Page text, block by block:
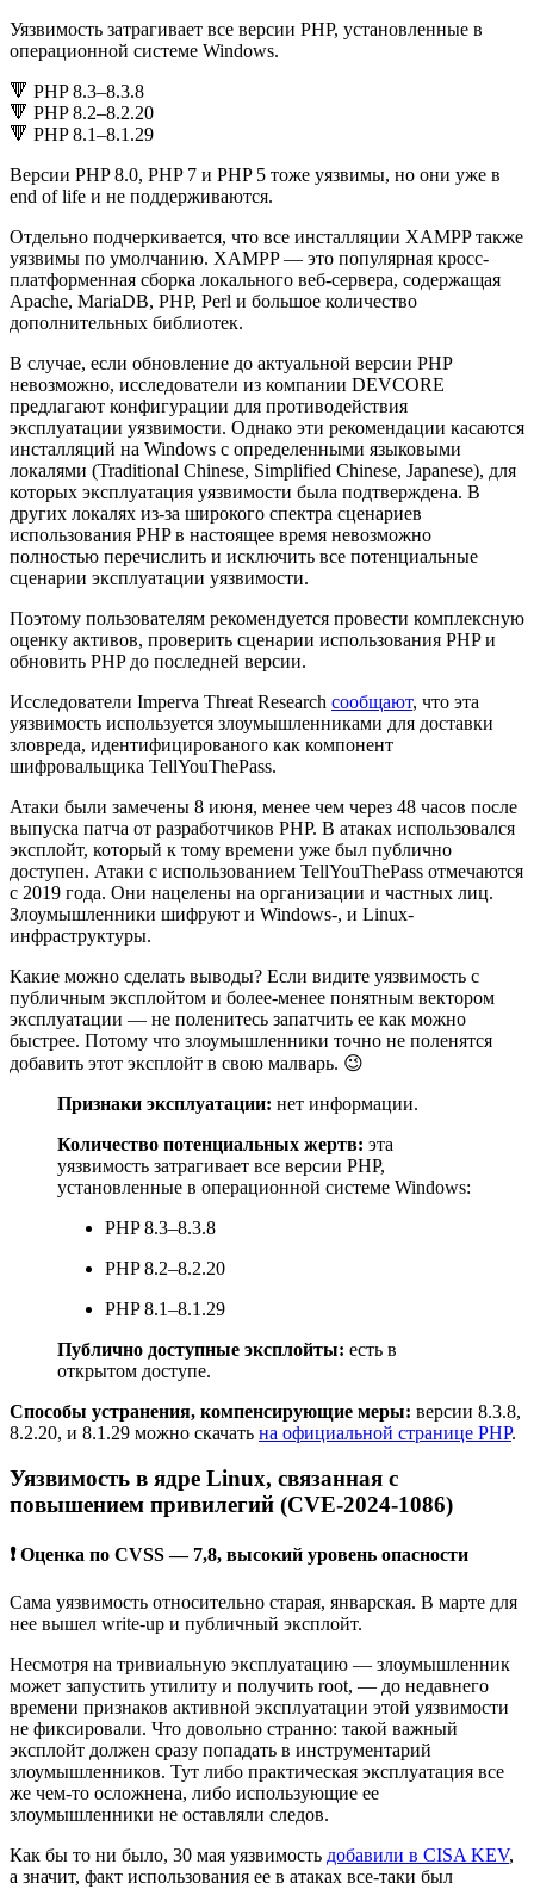
Уязвимость затрагивает все версии PHP, установленные в
операционной системе Windows.
🔻 PHP 8.3–8.3.8
🔻 PHP 8.2–8.2.20
🔻 PHP 8.1–8.1.29
Версии PHP 8.0, PHP 7 и PHP 5 тоже уязвимы, но они уже в
end of life и не поддерживаются.
Отдельно подчеркивается, что все инсталляции XAMPP также
уязвимы по умолчанию. XAMPP — это популярная кросс-
платформенная сборка локального веб-сервера, содержащая
Apache, MariaDB, PHP, Perl и большое количество
дополнительных библиотек.
В случае, если обновление до актуальной версии PHP
невозможно, исследователи из компании DEVCORE
предлагают конфигурации для противодействия
эксплуатации уязвимости. Однако эти рекомендации касаются
инсталляций на Windows с определенными языковыми
локалями (Traditional Chinese, Simplified Chinese, Japanese), для
которых эксплуатация уязвимости была подтверждена. В
других локалях из-за широкого спектра сценариев
использования PHP в настоящее время невозможно
полностью перечислить и исключить все потенциальные
сценарии эксплуатации уязвимости.
Поэтому пользователям рекомендуется провести комплексную
оценку активов, проверить сценарии использования PHP и
обновить PHP до последней версии.
Исследователи Imperva Threat Research сообщают, что эта
уязвимость используется злоумышленниками для доставки
зловреда, идентифицированого как компонент
шифровальщика TellYouThePass.
Атаки были замечены 8 июня, менее чем через 48 часов после
выпуска патча от разработчиков PHP. В атаках использовался
эксплойт, который к тому времени уже был публично
доступен. Атаки с использованием TellYouThePass отмечаются
с 2019 года. Они нацелены на организации и частных лиц.
Злоумышленники шифруют и Windows-, и Linux-
инфраструктуры.
Какие можно сделать выводы? Если видите уязвимость с
публичным эксплойтом и более-менее понятным вектором
эксплуатации — не поленитесь запатчить ее как можно
быстрее. Потому что злоумышленники точно не поленятся
добавить этот эксплойт в свою малварь. 😉
Признаки эксплуатации: нет информации.
Количество потенциальных жертв: эта
уязвимость затрагивает все версии PHP,
установленные в операционной системе Windows:
PHP 8.3–8.3.8
PHP 8.2–8.2.20
PHP 8.1–8.1.29
Публично доступные эксплойты: есть в
открытом доступе.
Способы устранения, компенсирующие меры: версии 8.3.8,
8.2.20, и 8.1.29 можно скачать на официальной странице PHP.
Уязвимость в ядре Linux, связанная с
повышением привилегий (CVE-2024-1086)
❗ Оценка по CVSS — 7,8, высокий уровень опасности
Сама уязвимость относительно старая, январская. В марте для
нее вышел write-up и публичный эксплойт.
Несмотря на тривиальную эксплуатацию — злоумышленник
может запустить утилиту и получить root, — до недавнего
времени признаков активной эксплуатации этой уязвимости
не фиксировали. Что довольно странно: такой важный
эксплойт должен сразу попадать в инструментарий
злоумышленников. Тут либо практическая эксплуатация все
же чем-то осложнена, либо использующие ее
злоумышленники не оставляли следов.
Как бы то ни было, 30 мая уязвимость добавили в CISA KEV,
а значит, факт использования ее в атаках все-таки был